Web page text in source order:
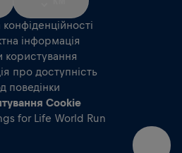
конфіденційності
інформація
користування
про доступність
поведінки
Cookie
for Life World Run